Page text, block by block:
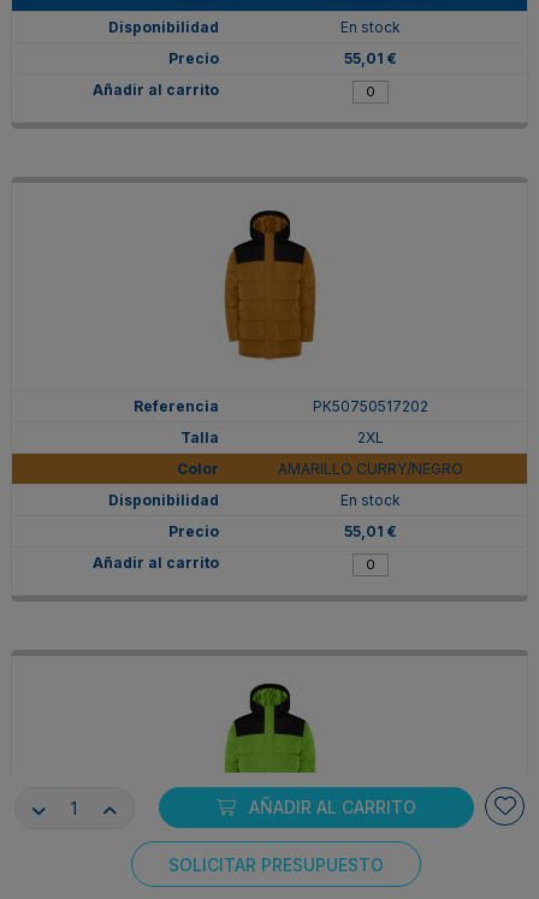
AÑADIR AL CARRITO
SOLICITAR PRESUPUESTO
En stock
55,01 €
PK50750517202
2XL
AMARILLO CURRY/NEGRO
En stock
55,01 €
PK50750522502
Consentimiento de cookies